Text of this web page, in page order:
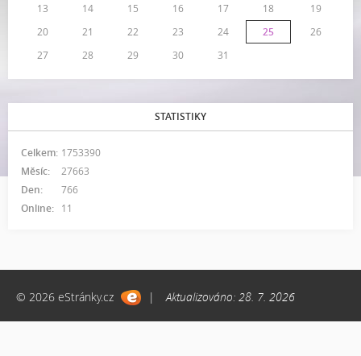
13
14 15 16 17 18
19
20
21 22 23 24 25
26
27
28 29 30 31
STATISTIKY
Online: 11
Celkem: 1753390
Měsíc:
27663
Den:
766
© 2026 eStránky.cz | Aktualizováno: 28. 7. 2026